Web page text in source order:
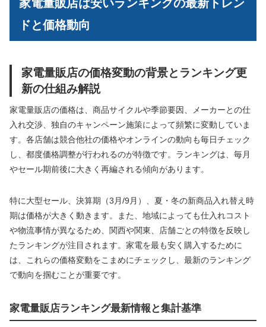
家電量販店は安いランキングの最新トレン
ドと価格動向
家電量販店の価格変動の背景とランキング更
新の仕組み解説
家電量販店の価格は、商品サイクルや季節要因、メーカーとの仕
入れ交渉、独自のキャンペーン施策によって頻繁に変動していま
す。各店舗は競合他社の価格やオンラインの動向も毎日チェック
し、都度価格調整が行われるのが特徴です。ランキングは、毎月
やセール期前後に大きく再編される傾向があります。
特に大型セール、決算期（3月/9月）、夏・冬の新商品入れ替え時
期は価格が大きく動きます。また、地域によっても仕入れコスト
や物流事情が異なるため、関西や関東、店舗ごとの特徴を反映し
たランキングが注目されます。家電を最も安く購入するために
は、これらの価格変動をこまめにチェックし、最新のランキング
で動向を掴むことが重要です。
家電量販店ランキング最新情報と集計基準